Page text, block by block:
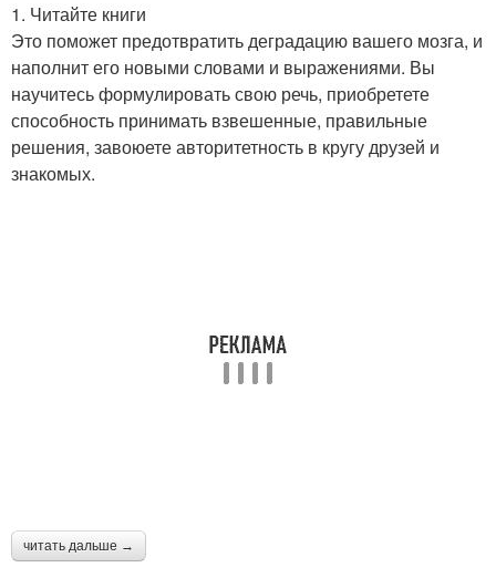
1. Читайте книги
Это поможет предотвратить деградацию вашего мозга, и
наполнит его новыми словами и выражениями. Вы
научитесь формулировать свою речь, приобретете
способность принимать взвешенные, правильные
решения, завоюете авторитетность в кругу друзей и
знакомых.
читать дальше →